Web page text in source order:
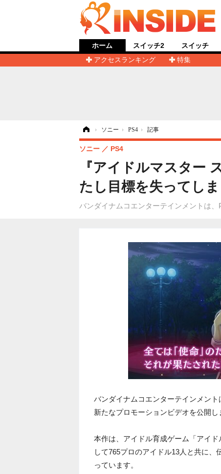
ホーム
アクセスランキング
特集
スイッチ2 スイッチ
› ソニー › PS4 › 記事
『アイドルマスター
たし目標を失ってし
バンダイナムコエンターテインメントは
ソニー PS4
バンダイナムコエンターテインメン
新たなプロモーションビデオを公開し
本作は、アイドル育成ゲーム「アイ
して765プロのアイドル13人と共に
っています。